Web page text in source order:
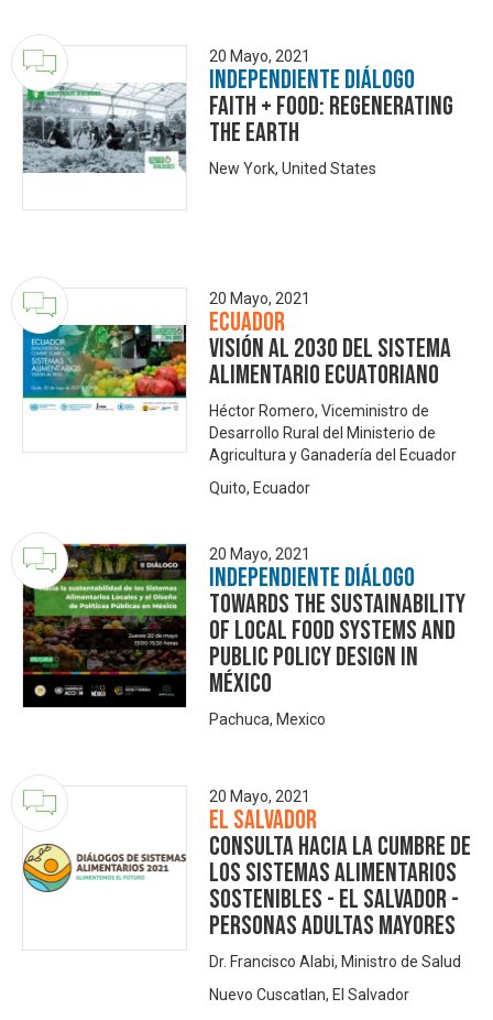
20 Mayo, 2021
Independiente Diálogo
Faith + Food: Regenerating
the Earth
New York, United States
20 Mayo, 2021
Ecuador
Visión al 2030 del Sistema
Alimentario Ecuatoriano
Héctor Romero, Viceministro de
Desarrollo Rural del Ministerio de
Agricultura y Ganadería del Ecuador
Quito, Ecuador
20 Mayo, 2021
Independiente Diálogo
Towards the Sustainability
of Local Food Systems and
Public Policy Design in
México
Pachuca, Mexico
20 Mayo, 2021
El Salvador
Consulta hacia la Cumbre de
los Sistemas Alimentarios
Sostenibles - El Salvador -
Personas adultas mayores
Dr. Francisco Alabi, Ministro de Salud
Nuevo Cuscatlan, El Salvador